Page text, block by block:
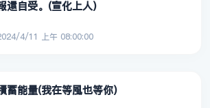
還自受。(宣化上人)
4/11 上午 08:00:00
蓄能量(我在等風也等你)